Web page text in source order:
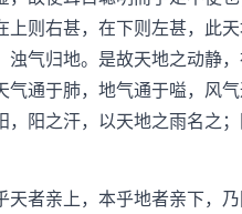
则右甚，在下则左甚，此
气归地。是故天地之动静
通于肺，地气通于嗌，风
阳之汗，以天地之雨名之
亲上，本乎地者亲下，